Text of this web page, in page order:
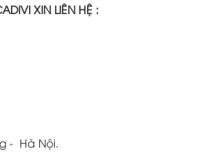
XIN LIÊN HỆ :
- Hà Nội.